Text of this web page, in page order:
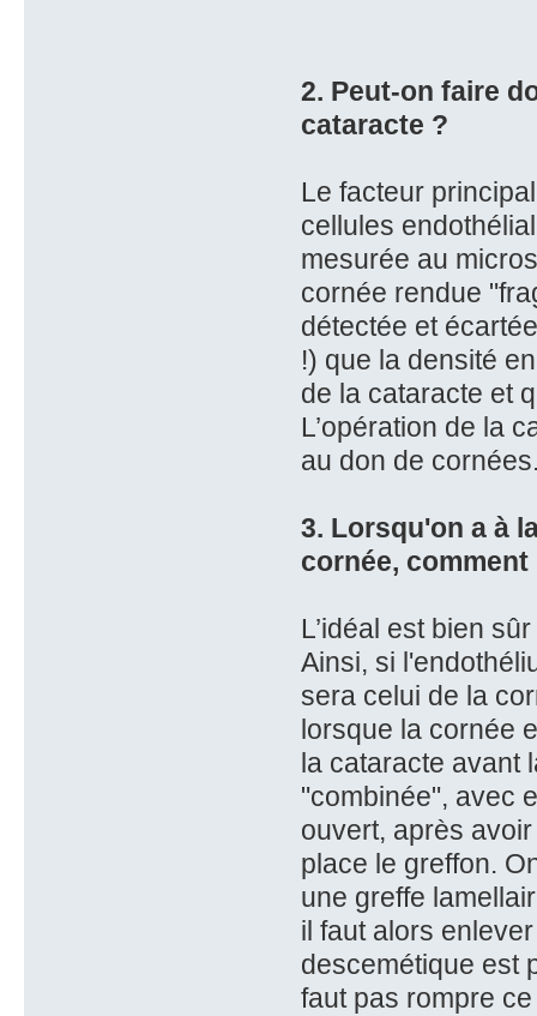
2. Peut-on faire
cataracte ?
Le facteur
cellules
mesurée au
cornée rendue
détectée et
!) que la densité
de la cataracte et
L’opération de la
au don de
3. Lorsqu'on a à
cornée,
L’idéal est bien
Ainsi, si
sera celui de la
lorsque la cornée
la cataracte avant
"combinée", avec
ouvert, après
place le greffon.
une greffe
il faut alors
descemétique est
faut pas rompre